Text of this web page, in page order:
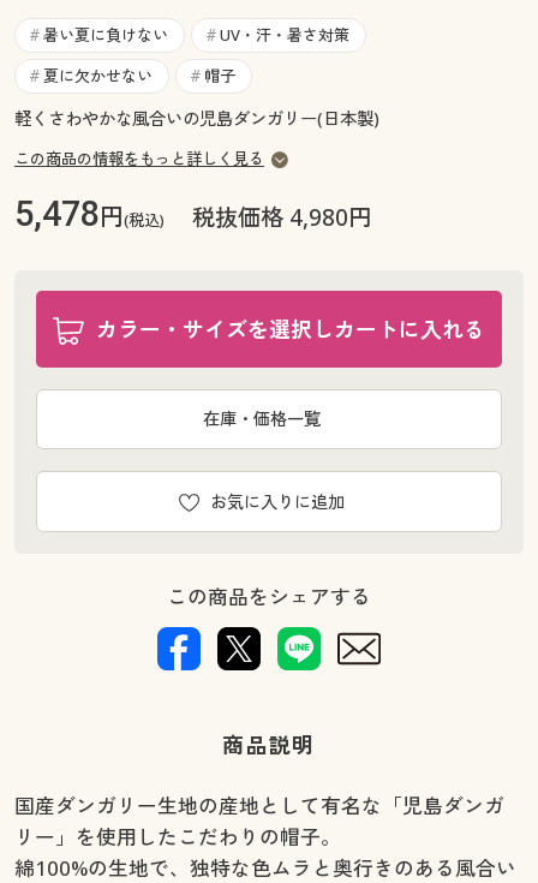
お気に入り
サポート
サポート
ご利用ガイド
# 暑い夏に負けない # UV・汗・暑さ対策
# 夏に欠かせない # 帽子
軽くさわやかな風合いの児島ダンガリー(日本製)
この商品の情報をもっと詳しく見る
5,478円(税込) 税抜価格 4,980円
カラー・サイズを選択しカートに入れる
お気に入りに追加
在庫・価格一覧
この商品をシェアする
商品説明
国産ダンガリー生地の産地として有名な「児島ダンガ
リー」を使用したこだわりの帽子。
綿100%の生地で、独特な色ムラと奥行きのある風合い